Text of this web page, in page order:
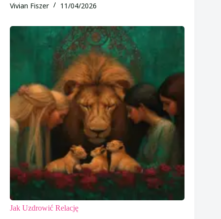
Vivian Fiszer 11/04/2026
Jak Uzdrowić Relację